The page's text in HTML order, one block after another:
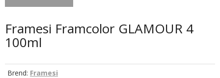
Framesi Framcolor GLAMOUR 4
100ml
Brend: Framesi